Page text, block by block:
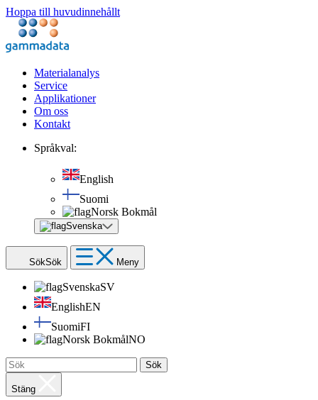
Hoppa till huvudinnehållt
Materialanalys
Service
Applikationer
Om oss
Kontakt
Språkval:
English
Suomi
Norsk Bokmål
Svenska
SökSök Meny
SvenskaSV
EnglishEN
SuomiFI
Norsk BokmålNO
Sök
Stäng